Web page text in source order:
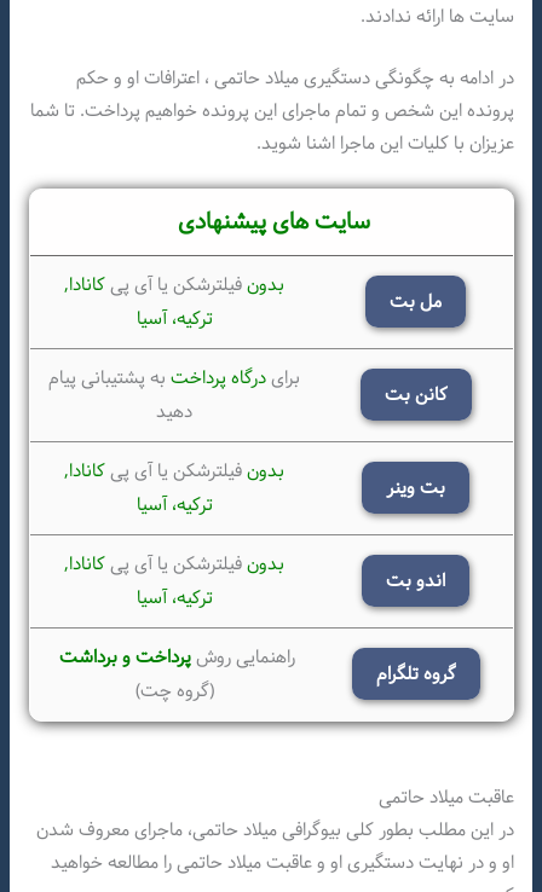
سایت ها ارائه ندادند.
در ادامه به چگونگی دستگیری میلاد حاتمی ، اعترافات او و حکم
پرونده این شخص و تمام ماجرای این پرونده خواهیم پرداخت. تا شما
عزیزان با کلیات این ماجرا اشنا شوید.
سایت های پیشنهادی
مل بت
بدونفیلترشکن یا آی پیکانادا,
ترکیه، آسیا
کانن بت
برایدرگاه پرداختبه پشتیبانی پیام
دهید
بت وینر
بدونفیلترشکن یا آی پیکانادا,
ترکیه، آسیا
اندو بت
بدونفیلترشکن یا آی پیکانادا,
ترکیه، آسیا
گروه تلگرام
راهنمایی روشپرداخت و برداشت
(گروه چت)
عاقبت میلاد حاتمی
در این مطلب بطور کلی بیوگرافی میلاد حاتمی، ماجرای معروف شدن
او و در نهایت دستگیری او و عاقبت میلاد حاتمی را مطالعه خواهید